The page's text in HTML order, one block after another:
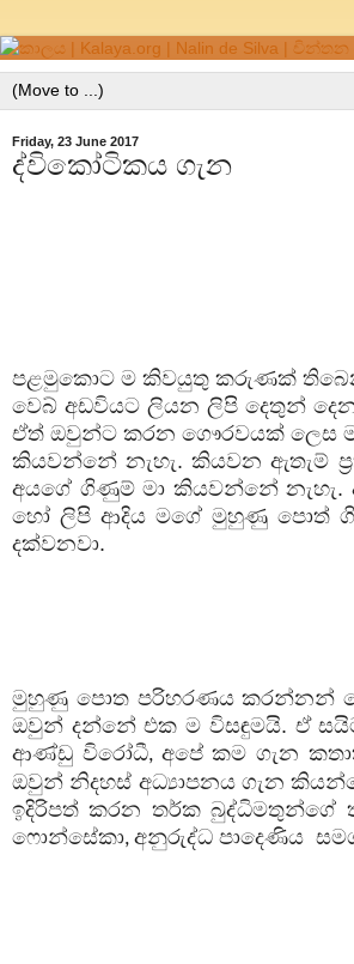
Friday, 23 June 2017
ද්විකෝටිකය ගැන
පළමුකොට ම කිවයුතු කරුණක්
වෙබ් අඩවියට ලියන ලිපි දෙතුන්
ඒත් ඔවුන්ට කරන ගෞරවයක් ලෙස
කියවන්නේ නැහැ. කියවන ඇතැම්
අයගේ ගිණුම් මා කියවන්නේ
හෝ ලිපි ආදිය මගේ මුහුණු පොත්
දක්වනවා.
මුහුණු පොත පරිහරණය කරන්නන්
ඔවුන් දන්නේ එක ම විසඳුමයි. ඒ
ආණ්ඩු විරෝධී, අපේ කම ගැන
ඔවුන් නිදහස් අධ්‍යාපනය ගැන
ඉදිරිපත් කරන තර්ක බුද්ධිමතුන්ගේ
ෆොන්සේකා, අනුරුද්ධ පාදෙණිය